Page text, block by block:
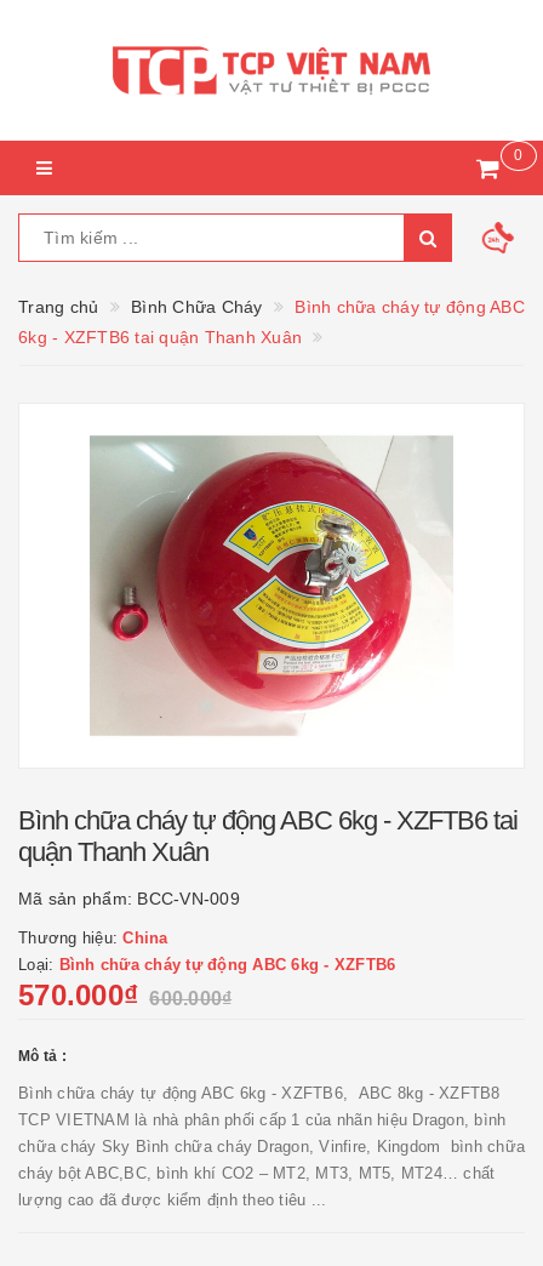
0
Trang chủ Bình Chữa Cháy
Bình chữa cháy tự động ABC
6kg - XZFTB6 tai quận Thanh Xuân
Bình chữa cháy tự động ABC 6kg - XZFTB6 tai
quận Thanh Xuân
Mã sản phẩm: BCC-VN-009
Thương hiệu:China
Loại: Bình chữa cháy tự động ABC 6kg - XZFTB6
570.000₫ 600.000₫
Mô tả :
Bình chữa cháy tự động ABC 6kg - XZFTB6, ABC 8kg - XZFTB8
TCP VIETNAM là nhà phân phối cấp 1 của nhãn hiệu Dragon, bình
chữa cháy Sky Bình chữa cháy Dragon, Vinfire, Kingdom bình chữa
cháy bột ABC,BC, bình khí CO2 – MT2, MT3, MT5, MT24… chất
lượng cao đã được kiểm định theo tiêu ...